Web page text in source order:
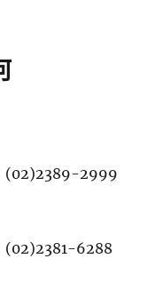
(02)2389-2999
(02)2381-6288